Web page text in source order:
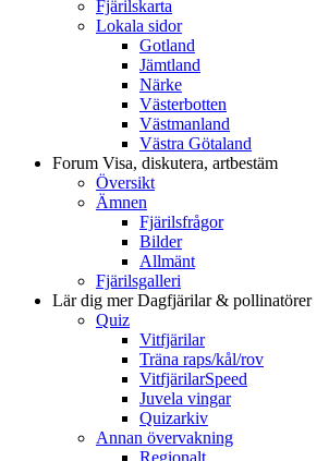
Fjärilskarta
Lokala sidor
Gotland
Jämtland
Närke
Västerbotten
Västmanland
Västra Götaland
Forum Visa, diskutera, artbestäm
Översikt
Ämnen
Fjärilsfrågor
Bilder
Allmänt
Fjärilsgalleri
Lär dig merDagfjärilar & pollinatörer
Quiz
Vitfjärilar
Träna raps/kål/rov
VitfjärilarSpeed
Juvela vingar
Quizarkiv
Annan övervakning
Regionalt